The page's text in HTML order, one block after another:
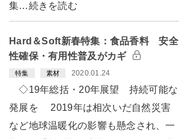
集…続きを読む
Hard＆Soft新春特集：食品香料 安全
性確保・有用性普及がカギ
特集 素材 2020.01.24
◇19年総括・20年展望 持続可能な
発展を 2019年は相次いだ自然災害
など地球温暖化の影響も懸念され、一